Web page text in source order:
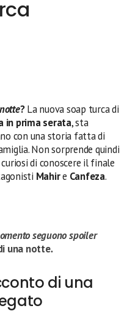
?La nuova soap turca di
in prima serata, sta
con una storia fatta di
Non sorprende quindi
di conoscere il finale
Mahire Canfeza.
seguono spoiler
una notte.
di una